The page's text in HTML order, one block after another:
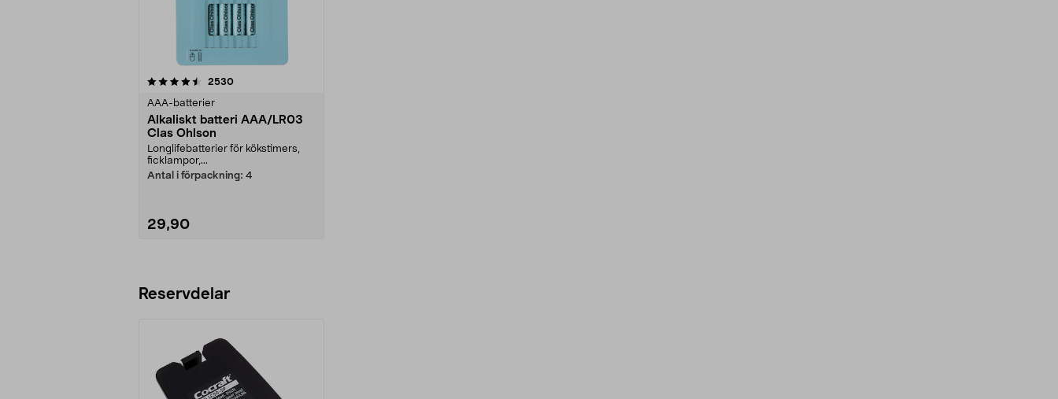
2530recensioner
AAA-batterier
Alkaliskt batteri AAA/LR03
Clas Ohlson
Longlifebatterier för kökstimers,
ficklampor,...
Antal i förpackning: 4
29,90
Reservdelar